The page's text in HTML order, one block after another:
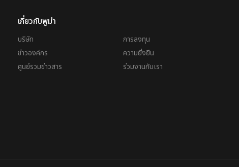
เกี่ยวกับพูม่า
บริษัท
ข่าวองค์กร
ศูนย์รวมข่าวสาร
การลงทุน
ความยั่งยืน
ร่วมงานกับเรา